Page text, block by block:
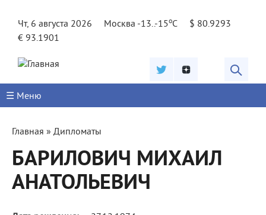
Чт, 6 августа 2026
Москва -13..-15oC
$ 80.9293
€ 93.1901
☰ Меню
Вы
здесь
Главная » Дипломаты
БАРИЛОВИЧ МИХАИЛ
АНАТОЛЬЕВИЧ